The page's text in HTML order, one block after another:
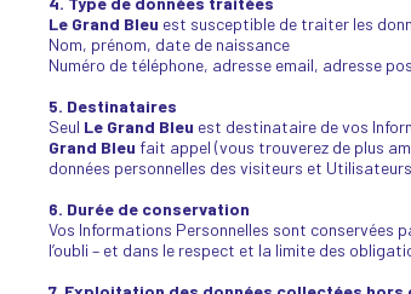
Le Grand Bleu est susceptible de traiter les
Nom, prénom, date de naissance
Numéro de téléphone, adresse email, adresse
5. Destinataires
Seul Le Grand Bleu est destinataire de vos
Grand Bleu fait appel (vous trouverez de plus
données personnelles des visiteurs et
6. Durée de conservation
Vos Informations Personnelles sont conservées
l’oubli – et dans le respect et la limite des